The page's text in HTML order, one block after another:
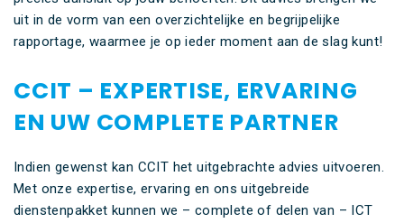
uit in de vorm van een overzichtelijke en begrijpelijke
rapportage, waarmee je op ieder moment aan de slag kunt!
CCIT – EXPERTISE, ERVARING
EN UW COMPLETE PARTNER
Indien gewenst kan CCIT het uitgebrachte advies uitvoeren.
Met onze expertise, ervaring en ons uitgebreide
dienstenpakket kunnen we – complete of delen van – ICT